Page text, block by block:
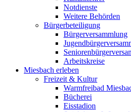
Notdienste
Weitere Behörden
Bürgerbeteiligung
Bürgerversammlung
Arbeitskreise
Miesbach erleben
Freizeit & Kultur
Warmfreibad
Bücherei
Eisstadion